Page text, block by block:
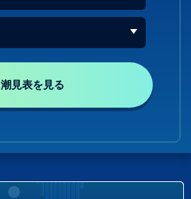
潮見表を見る